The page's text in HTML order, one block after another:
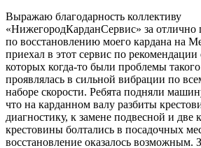
Выражаю благодарность коллективу
«НижегородКарданСервис» за отлично
по восстановлению моего кардана на
приехал в этот сервис по рекомендации
которых когда-то были проблемы
проявлялась в сильной вибрации по
наборе скорости. Ребята подняли
что на карданном валу разбиты
диагностику, к замене подвесной и
крестовины болтались в посадочных
восстановление оказалось возможным.